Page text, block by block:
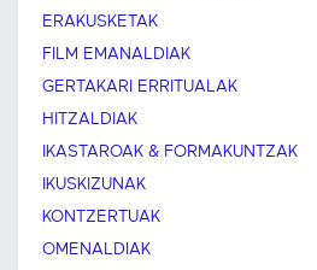
ERAKUSKETAK
FILM EMANALDIAK
GERTAKARI ERRITUALAK
HITZALDIAK
IKASTAROAK & FORMAKUNTZAK
IKUSKIZUNAK
KONTZERTUAK
OMENALDIAK